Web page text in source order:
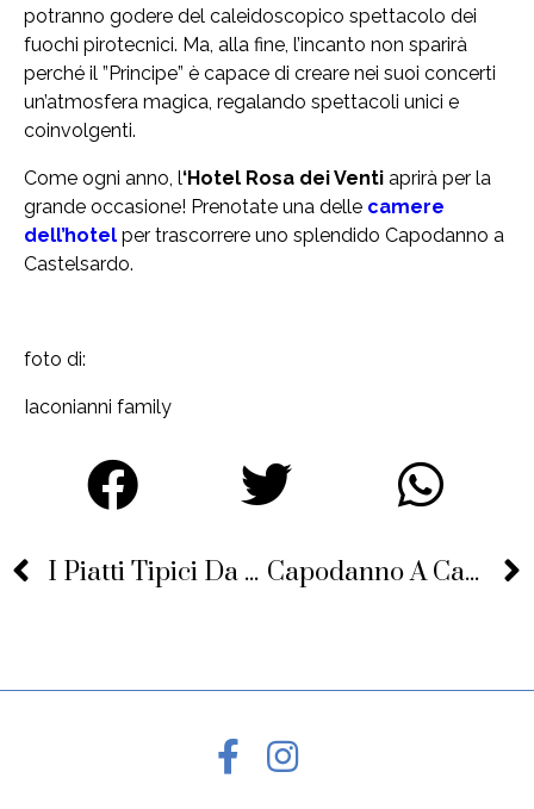
potranno godere del caleidoscopico spettacolo dei
fuochi pirotecnici. Ma, alla fine, l’incanto non sparirà
perché il ”Principe” è capace di creare nei suoi concerti
un’atmosfera magica, regalando spettacoli unici e
coinvolgenti.
Come ogni anno, l‘Hotel Rosa dei Venti aprirà per la
grande occasione! Prenotate una delle camere
dell’hotel per trascorrere uno splendido Capodanno a
Castelsardo.
foto di:
Iaconianni family
I Piatti Tipici Da Non Perdere Di Castelsardo Capodanno A Castelsardo Con Elio E Le Storie Tese